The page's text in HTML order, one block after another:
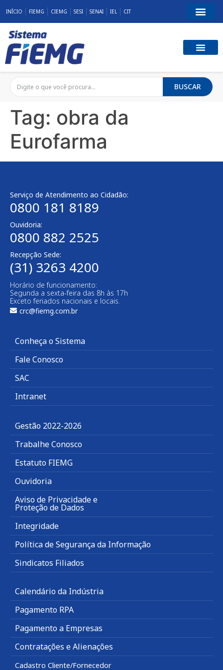
INÍCIO FIEMG CIEMG SESI SENAI IEL CIT
BUSCAR
Tag: obra da
Eurofarma
Serviço de Atendimento ao Cidadão:
0800 181 8189
Ouvidoria:
0800 882 2525​
Recepção Sede:
(31) 3263 4200
Horário de funcionamento:
Segunda a sexta-feira das 8h às 17h
Exceto feriados nacionais e locais.
crc@fiemg.com.br
Conheça o Sistema
Fale Conosco
SAC
Intranet
Gestão 2022-2026
Trabalhe Conosco
Estatuto FIEMG
Ouvidoria
Aviso de Privacidade e
Proteção de Dados
Integridade
Política de Segurança da Informação
Sindicatos Filiados
Calendário da Indústria
Pagamento RPA
Pagamento a Empresas
Contratações e Alienações
Cadastro Cliente/Fornecedor